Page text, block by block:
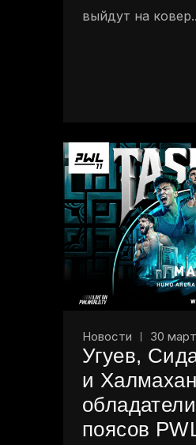
выйдут на
Новости 30
Угуев,
и
поясов